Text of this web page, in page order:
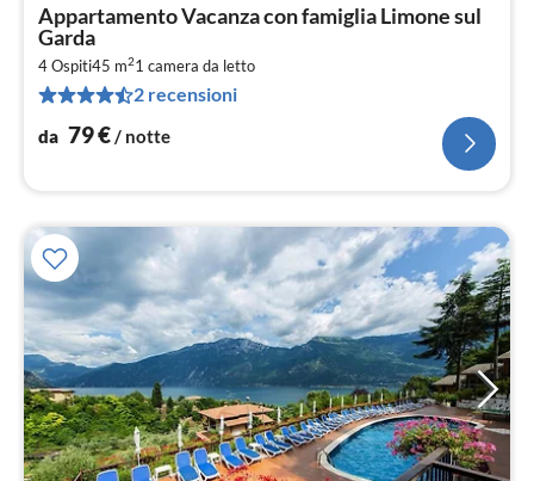
Appartamento Vacanza con famiglia Limone sul
Garda
4 Ospiti45 m21 camera da letto
2 recensioni
da 79€/ notte